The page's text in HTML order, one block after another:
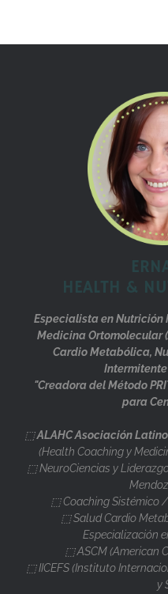
HEALTH &
Especialista en
Medicina Ortomolecular
Cardio Metabólica,
"Creadora del Método
para
⬚ALAHC Asociación
(Health Coaching y
⬚ NeuroCiencias y
⬚ Coaching Sistémico
⬚ Salud Cardio
Especialización
⬚ ASCM (American
⬚ IICEFS (Instituto
y